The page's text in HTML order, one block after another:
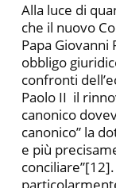
Alla luce di
che il nuovo
Papa
obbligo
confronti
Paolo II il
canonico
canonico” la
e più